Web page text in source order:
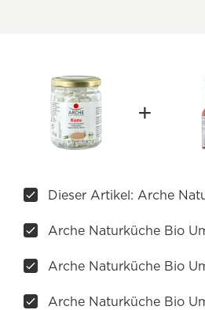
Dieser Artikel: Arche
Arche Naturküche Bio
Arche Naturküche Bio
Arche Naturküche Bio